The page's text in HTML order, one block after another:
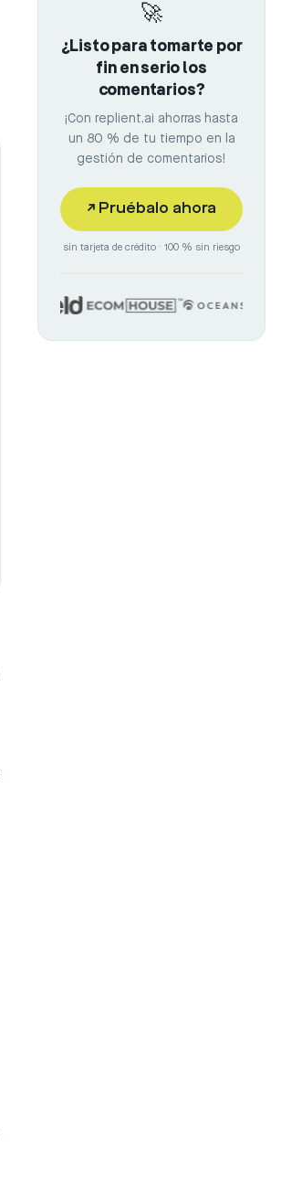
🚀
¿Listo para tomarte por
fin en serio los
comentarios?
¡Con replient.ai ahorras hasta
un 80 % de tu tiempo en la
gestión de comentarios!
↗ Pruébalo ahora
sin tarjeta de crédito · 100 % sin riesgo